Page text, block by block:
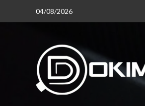
04/08/2026